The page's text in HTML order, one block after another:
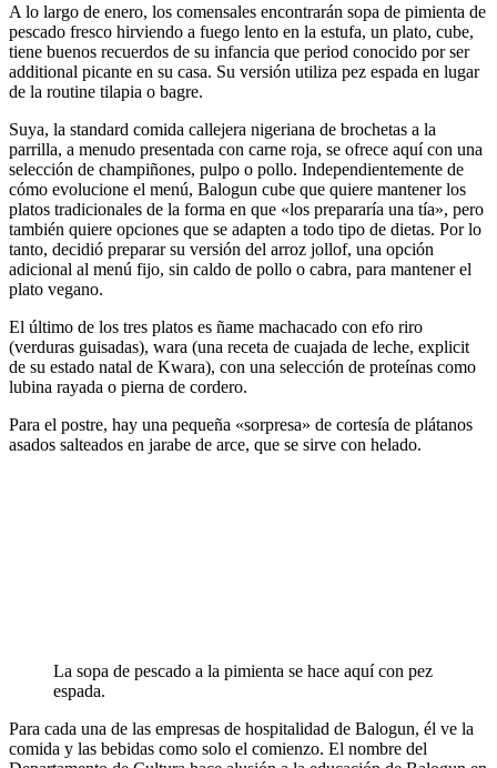
A lo largo de enero, los comensales encontrarán sopa de pimienta de
pescado fresco hirviendo a fuego lento en la estufa, un plato, cube,
tiene buenos recuerdos de su infancia que period conocido por ser
additional picante en su casa. Su versión utiliza pez espada en lugar
de la routine tilapia o bagre.
Suya, la standard comida callejera nigeriana de brochetas a la
parrilla, a menudo presentada con carne roja, se ofrece aquí con una
selección de champiñones, pulpo o pollo. Independientemente de
cómo evolucione el menú, Balogun cube que quiere mantener los
platos tradicionales de la forma en que «los prepararía una tía», pero
también quiere opciones que se adapten a todo tipo de dietas. Por lo
tanto, decidió preparar su versión del arroz jollof, una opción
adicional al menú fijo, sin caldo de pollo o cabra, para mantener el
plato vegano.
El último de los tres platos es ñame machacado con efo riro
(verduras guisadas), wara (una receta de cuajada de leche, explicit
de su estado natal de Kwara), con una selección de proteínas como
lubina rayada o pierna de cordero.
Para el postre, hay una pequeña «sorpresa» de cortesía de plátanos
asados ​​salteados en jarabe de arce, que se sirve con helado.
La sopa de pescado a la pimienta se hace aquí con pez
espada.
Para cada una de las empresas de hospitalidad de Balogun, él ve la
comida y las bebidas como solo el comienzo. El nombre del